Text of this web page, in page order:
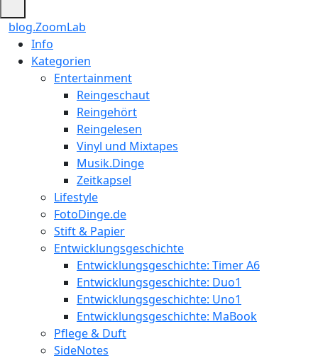
blog.ZoomLab
Info
Kategorien
Entertainment
Reingeschaut
Reingehört
Reingelesen
Vinyl und Mixtapes
Musik.Dinge
Zeitkapsel
Lifestyle
FotoDinge.de
Stift & Papier
Entwicklungsgeschichte
Entwicklungsgeschichte: Timer A6
Entwicklungsgeschichte: Duo1
Entwicklungsgeschichte: Uno1
Entwicklungsgeschichte: MaBook
Pflege & Duft
SideNotes